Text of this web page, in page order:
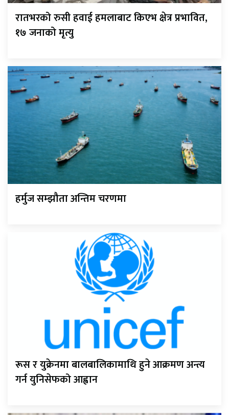
रातभरको रुसी हवाई हमलाबाट किएभ क्षेत्र प्रभावित,
१७ जनाको मृत्यु
हर्मुज सम्झौता अन्तिम चरणमा
रूस र युक्रेनमा बालबालिकामाथि हुने आक्रमण अन्त्य
गर्न युनिसेफको आह्वान